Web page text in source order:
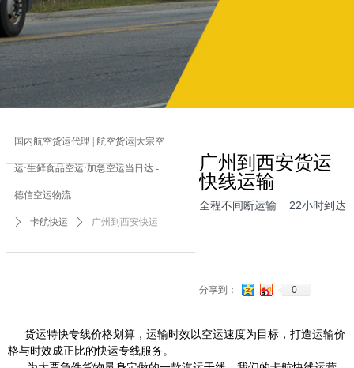
全程22小时到达
分享到： 0
广州到西安货运
快线运输
货运特快专线价格划算，运输时效以空运速度为目标，打造运输价
格与时效成正比的快运专线服务。
全程不间断运输 22小时到达
国内航空货运代理 | 航空货运|大宗空
运·生鲜食品空运·加急空运当日达 -
德信空运物流
ꄲ 卡航快运 ꄲ 广州到西安快运